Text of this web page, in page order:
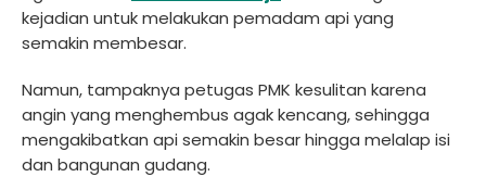
kejadian untuk melakukan pemadam api yang
semakin membesar.
Namun, tampaknya petugas PMK kesulitan karena
angin yang menghembus agak kencang, sehingga
mengakibatkan api semakin besar hingga melalap isi
dan bangunan gudang.